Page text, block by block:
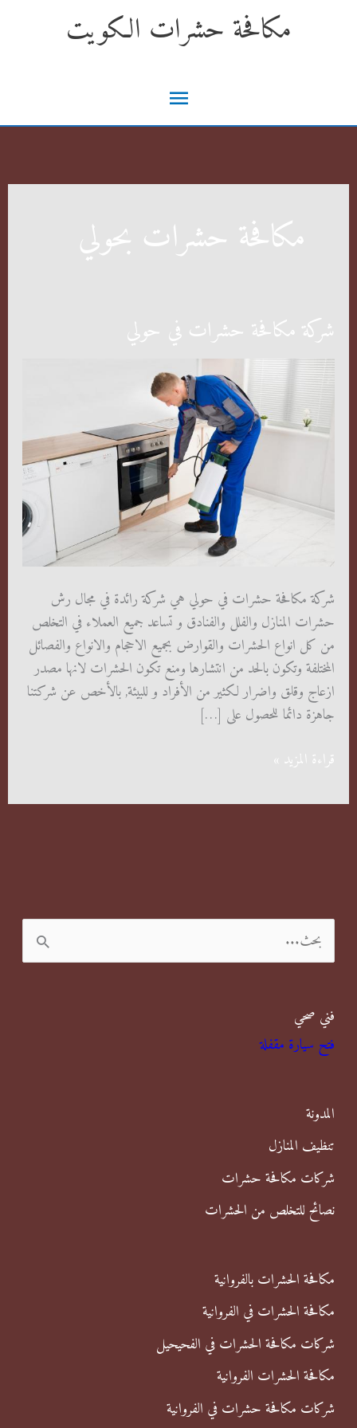
مكافحة حشرات الكويت
القائمة
الرئيسية
مكافحة حشرات بحولي
شركة مكافحة حشرات في حولي
شركة مكافحة حشرات في حولي هي شركة رائدة في مجال رش
حشرات المنازل والفلل والفنادق و تساعد جميع العملاء في التخلص
من كل انواع الحشرات والقوارض بجميع الاحجام والانواع والفصائل
المختلفة وتكون بالحد من انتشارها ومنع تكون الحشرات لانها مصدر
ازعاج وقلق واضرار لكثير من الأفراد و للبيئة, بالأخص عن شركتنا
جاهزة دائما للحصول على […]
شركة
حشرات
قراءة المزيد »
ل
ح
ث
ن
فني صحي
فتح سيارة مقفلة
المدونة
تنظيف المنازل
شركات مكافحة حشرات
نصائح للتخلص من الحشرات
مكافحة الحشرات بالفروانية
مكافحة الحشرات في الفروانية
شركات مكافحة الحشرات في الفحيحيل
مكافحة الحشرات الفروانية
شركات مكافحة حشرات في الفروانية